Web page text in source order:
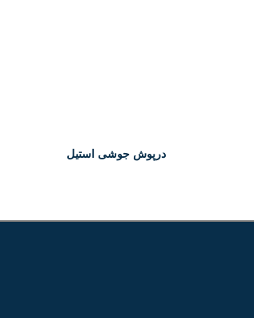
درپوش جوشی استیل